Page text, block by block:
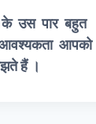
के उस पार बहुत
आपको
हैं ।